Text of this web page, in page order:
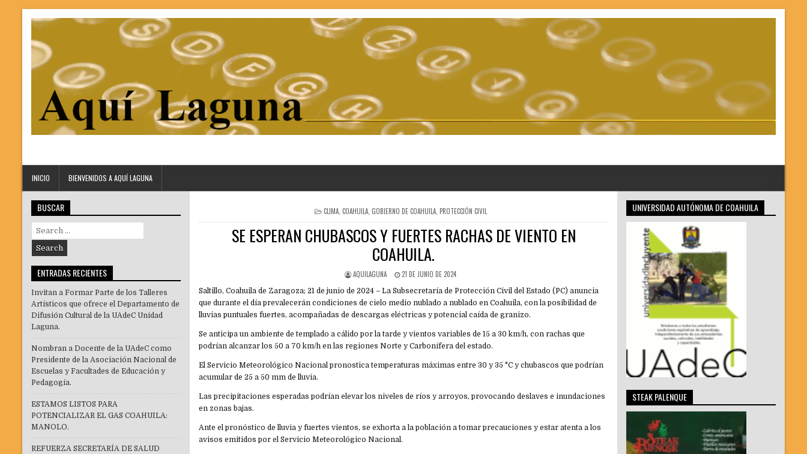
INICIO BIENVENIDOS A AQUÍ LAGUNA
POSTED
IN
CLIMA, COAHUILA, GOBIERNO DE COAHUILA, PROTECCIÓN CIVIL
SE ESPERAN CHUBASCOS Y FUERTES RACHAS DE VIENTO EN
COAHUILA.
AQUILAGUNA 21 DE JUNIO DE 2024
Saltillo, Coahuila de Zaragoza; 21 de junio de 2024 – La Subsecretaría de Protección Civil del Estado (PC) anuncia
que durante el día prevalecerán condiciones de cielo medio nublado a nublado en Coahuila, con la posibilidad de
lluvias puntuales fuertes, acompañadas de descargas eléctricas y potencial caída de granizo.
Se anticipa un ambiente de templado a cálido por la tarde y vientos variables de 15 a 30 km/h, con rachas que
podrían alcanzar los 50 a 70 km/h en las regiones Norte y Carbonífera del estado.
El Servicio Meteorológico Nacional pronostica temperaturas máximas entre 30 y 35 °C y chubascos que podrían
acumular de 25 a 50 mm de lluvia.
Las precipitaciones esperadas podrían elevar los niveles de ríos y arroyos, provocando deslaves e inundaciones
en zonas bajas.
Ante el pronóstico de lluvia y fuertes vientos, se exhorta a la población a tomar precauciones y estar atenta a los
avisos emitidos por el Servicio Meteorológico Nacional.
BUSCAR
Search
for:
ENTRADAS RECIENTES
Invitan a Formar Parte de los Talleres
Artísticos que ofrece el Departamento de
Difusión Cultural de la UAdeC Unidad
Laguna.
Nombran a Docente de la UAdeC como
Presidente de la Asociación Nacional de
Escuelas y Facultades de Educación y
Pedagogía.
ESTAMOS LISTOS PARA
POTENCIALIZAR EL GAS COAHUILA:
MANOLO.
REFUERZA SECRETARÍA DE SALUD
UNIVERSIDAD AUTÓNOMA DE COAHUILA
STEAK PALENQUE